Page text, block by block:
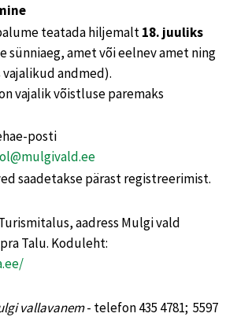
teatada hiljemalt18. juuliks
sünniaeg, amet või eelnev amet ning
andmed).
vajalik võistluse paremaks
posti
saadetakse pärast registreerimist.
aadress Mulgi vald
Talu. Koduleht:
vallavanem- telefon 435 4781; 5597